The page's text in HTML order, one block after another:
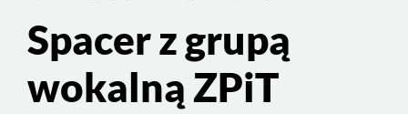
Zielone”
Treść
stronySpacer z grupą
wokalną ZPiT